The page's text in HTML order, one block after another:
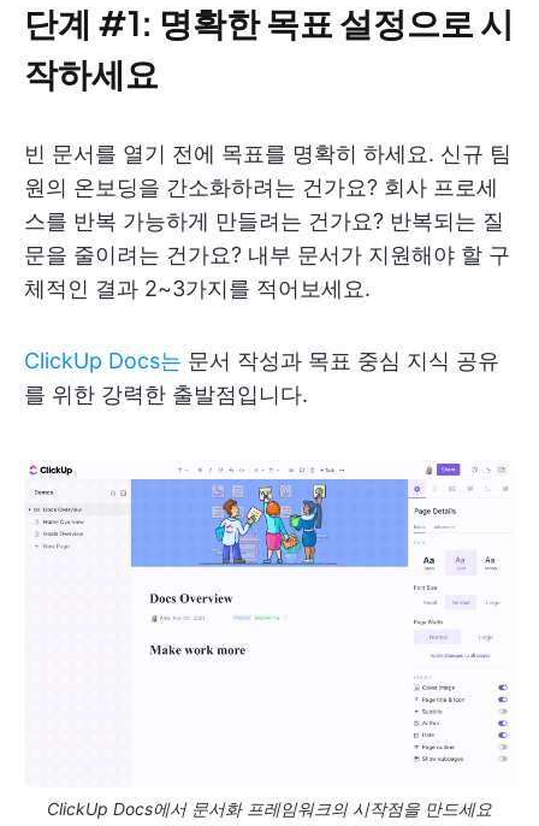
단계 #1: 명확한 목표 설정으로 시
작하세요
빈 문서를 열기 전에 목표를 명확히 하세요. 신규 팀
원의 온보딩을 간소화하려는 건가요? 회사 프로세
스를 반복 가능하게 만들려는 건가요? 반복되는 질
문을 줄이려는 건가요? 내부 문서가 지원해야 할 구
체적인 결과 2~3가지를 적어보세요.
ClickUp Docs는 문서 작성과 목표 중심 지식 공유
를 위한 강력한 출발점입니다.
ClickUp Docs에서 문서화 프레임워크의 시작점을 만드세요